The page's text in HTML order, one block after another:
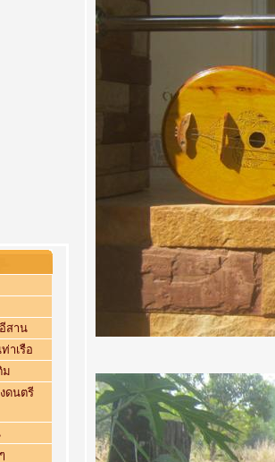
สาน
าเรือ
ม
ดนตรี